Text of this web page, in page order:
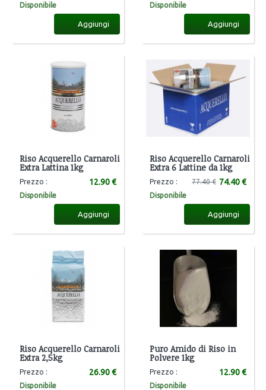
Disponibile
Aggiungi
Disponibile
Aggiungi
Riso Acquerello Carnaroli
Extra Lattina 1kg
Prezzo : 12.90 €
Disponibile
Aggiungi
Riso Acquerello Carnaroli
Extra 6 Lattine da 1kg
Prezzo : 74.40 €
77.40 €
Disponibile
Aggiungi
Riso Acquerello Carnaroli
Extra 2,5kg
Prezzo : 26.90 €
Disponibile
Puro Amido di Riso in
Polvere 1kg
Prezzo : 12.90 €
Disponibile